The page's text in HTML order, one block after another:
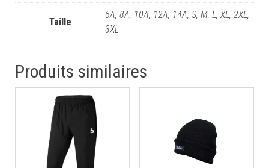
Taille
6A, 8A, 10A, 12A, 14A, S, M, L, XL, 2XL,
3XL
Produits similaires